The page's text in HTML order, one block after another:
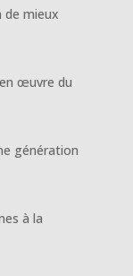
de mieux
œuvre du
génération
à la